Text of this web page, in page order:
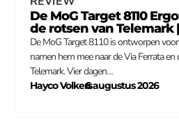
De MoG Target 8110
de rotsen van Telemark
De MoG Target 8110 is ontworpen
namen hem mee naar de Via Ferrata
Telemark. Vier dagen…
Hayco Volkers
–
6 augustus 2026